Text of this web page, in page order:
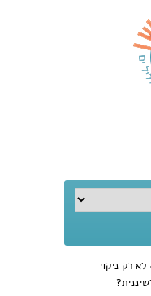
לא רק ניקוי